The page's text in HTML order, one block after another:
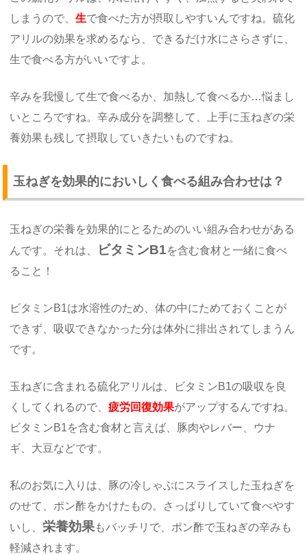
しまうので、生で食べた方が摂取しやすいんですね。硫化
アリルの効果を求めるなら、できるだけ水にさらさずに、
生で食べる方がいいですよ。
辛みを我慢して生で食べるか、加熱して食べるか…悩まし
いところですね。辛み成分を調整して、上手に玉ねぎの栄
養効果も残して摂取していきたいものですね。
玉ねぎを効果的においしく食べる組み合わせは？
玉ねぎの栄養を効果的にとるためのいい組み合わせがある
んです。それは、
ビタミンB1を含む食材と一緒に食べ
ること！
ビタミンB1は水溶性のため、体の中にためておくことが
できず、吸収できなかった分は体外に排出されてしまうん
です。
玉ねぎに含まれる硫化アリルは、ビタミンB1の吸収を良
くしてくれるので、疲労回復効果がアップするんですね。
ビタミンB1を含む食材と言えば、豚肉やレバー、ウナ
ギ、大豆などです。
私のお気に入りは、豚の冷しゃぶにスライスした玉ねぎを
のせて、ポン酢をかけたもの。さっぱりしていて食べやす
いし、栄養効果もバッチリで、ポン酢で玉ねぎの辛みも
軽減されます。